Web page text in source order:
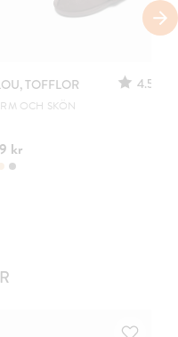
TOFFLOR 4.5
OCH SKÖN
kr